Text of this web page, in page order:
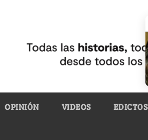
OPINIÓN VIDEOS EDICTOS